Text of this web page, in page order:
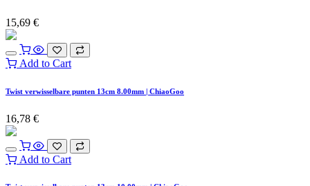
15,69 €
Add to Cart
Twist verwisselbare punten 13cm 8.00mm | ChiaoGoo
16,78 €
Add to Cart